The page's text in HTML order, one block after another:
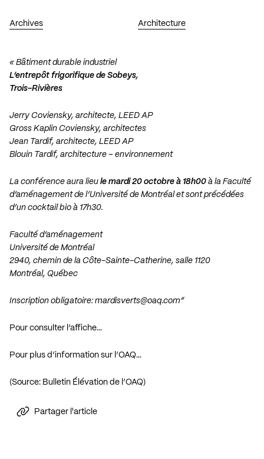
Archives Architecture
« Bâtiment durable industriel
L’entrepôt frigorifique de Sobeys,
Trois-Rivières
Jerry Coviensky, architecte, LEED AP
Gross Kaplin Coviensky, architectes
Jean Tardif, architecte, LEED AP
Blouin Tardif, architecture – environnement
La conférence aura lieu le mardi 20 octobre à 18h00 à la Faculté
d’aménagement de l’Université de Montréal et sont précédées
d’un cocktail bio à 17h30.
Faculté d’aménagement
Université de Montréal
2940, chemin de la Côte-Sainte-Catherine, salle 1120
Montréal, Québec
Inscription obligatoire: mardisverts@oaq.com“
Pour consulter l’affiche…
Pour plus d’information sur l’OAQ…
(Source: Bulletin Élévation de l’OAQ)
Partager l'article